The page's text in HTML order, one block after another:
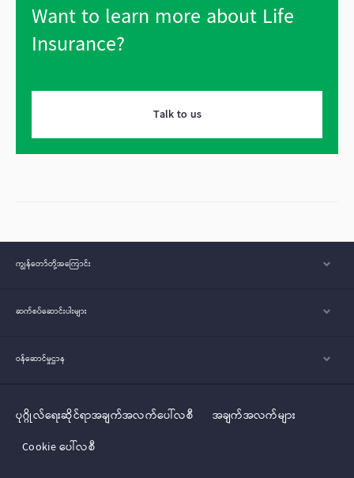
Want to learn more about Life
Insurance?
Talk to us
ကျွန်တော်တို့အ‌ကြောင်း
ဆက်စပ်ဆောင်းပါးများ
ဝန်ဆောင်မှုဌာန
ပုဂ္ဂိုလ်‌‌‌‌ရေးဆိုင်ရာအချက်အလက်ပေါ်လစီ
အချက်အလက်များ
Cookie ပေါ်လစီ